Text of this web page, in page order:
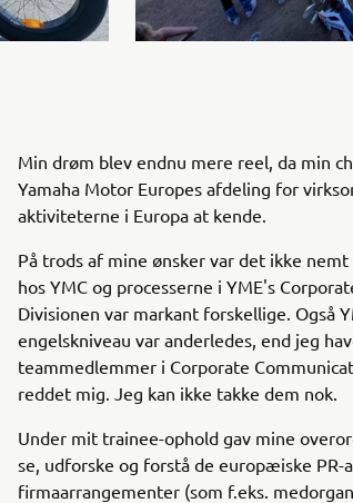
Min drøm blev endnu mere reel, da min
Yamaha Motor Europes afdeling for
aktiviteterne i Europa at kende.
På trods af mine ønsker var det ikke
hos YMC og processerne i YME's
Divisionen var markant forskellige. Også
engelskniveau var anderledes, end jeg
teammedlemmer i Corporate
reddet mig. Jeg kan ikke takke dem nok.
Under mit trainee-ophold gav mine
se, udforske og forstå de europæiske
firmaarrangementer (som f.eks.